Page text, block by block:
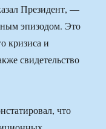
Президент, —
эпизодом. Это
кризиса и
свидетельство
что